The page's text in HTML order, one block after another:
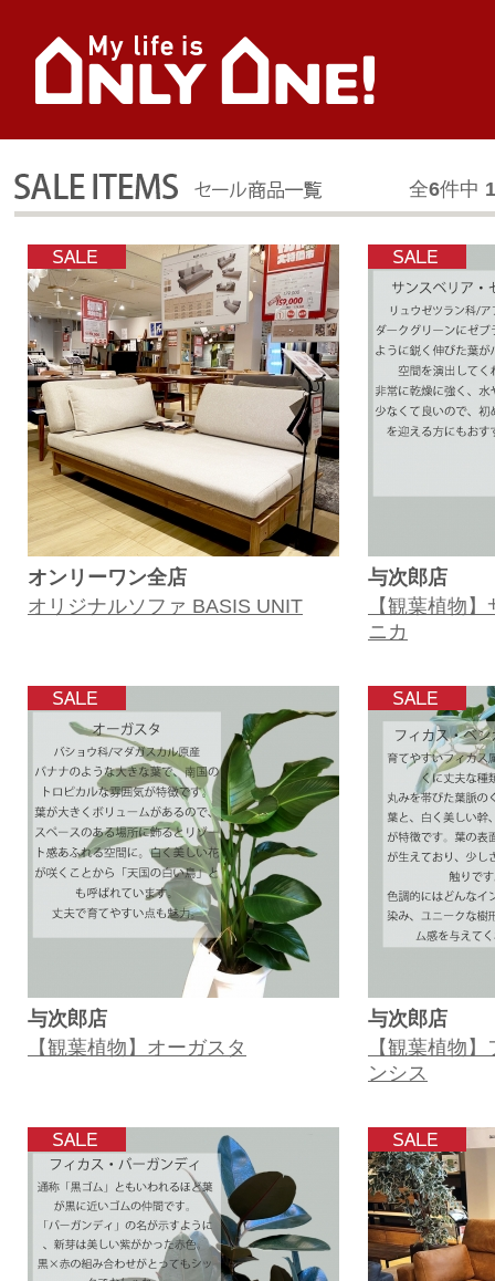
全6件中
オンリーワン全店
オリジナルソファ BASIS UNIT
与次郎店
【観葉植物
ニカ
与次郎店
【観葉植物】オーガスタ
与次郎店
【観葉植物
ンシス